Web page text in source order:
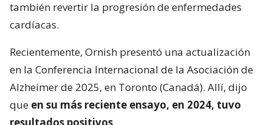
también revertir la progresión de enfermedades
cardíacas.
Recientemente, Ornish presentó una actualización
en la Conferencia Internacional de la Asociación de
Alzheimer de 2025, en Toronto (Canadá). Allí, dijo
que en su más reciente ensayo, en 2024, tuvo
resultados positivos.